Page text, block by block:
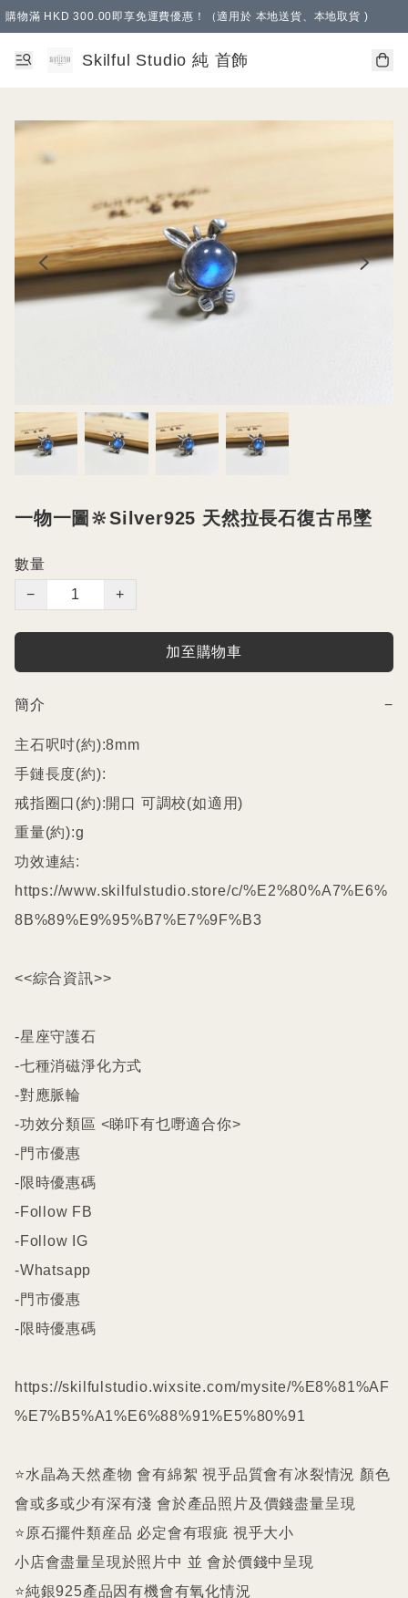
購物滿 HKD 300.00即享免運費優惠！（適用於 本地送貨、本地取貨 )
Skilful Studio 純 首飾
一物一圖🔆Silver925 天然拉長石復古吊墜
數量
−
+
加至購物車
簡介 −
主石呎吋(約):8mm
手鏈長度(約):
戒指圈口(約):開口 可調校(如適用)
重量(約):g
功效連結:
https://www.skilfulstudio.store/c/%E2%80%A7%E6%
8B%89%E9%95%B7%E7%9F%B3
<<綜合資訊>>
-星座守護石
-七種消磁淨化方式
-對應脈輪
-功效分類區 <睇吓有乜嘢適合你>
-門市優惠
-限時優惠碼
-Follow FB
-Follow IG
-Whatsapp
-門市優惠
-限時優惠碼
https://skilfulstudio.wixsite.com/mysite/%E8%81%AF
%E7%B5%A1%E6%88%91%E5%80%91
⭐️水晶為天然產物 會有綿絮 視乎品質會有冰裂情況 顏色
會或多或少有深有淺 會於產品照片及價錢盡量呈現
⭐️原石擺件類産品 必定會有瑕疵 視乎大小
小店會盡量呈現於照片中 並 會於價錢中呈現
⭐️純銀925產品因有機會有氧化情況